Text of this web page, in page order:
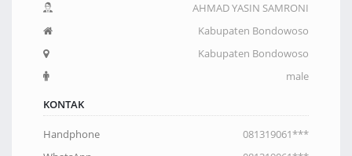
AHMAD YASIN SAMRONI
Kabupaten Bondowoso
Kabupaten Bondowoso
male
KONTAK
Handphone
081319061***